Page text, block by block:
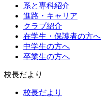
系と専科紹介
進路・キャリア
クラブ紹介
在学生・保護者の方へ
中学生の方へ
卒業生の方へ
校長だより
校長だより